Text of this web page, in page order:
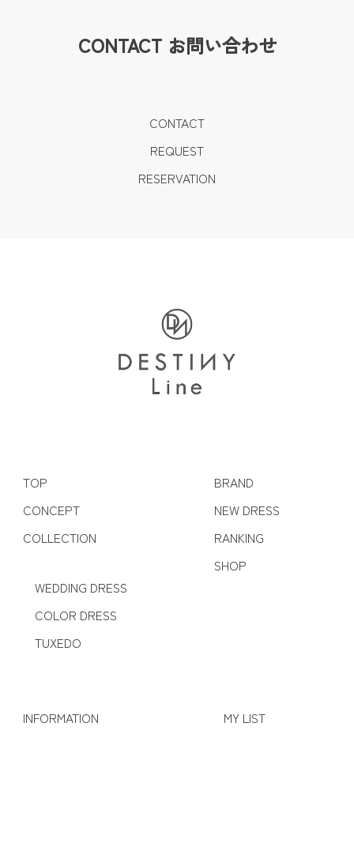
CONTACT お問い合わせ
CONTACT
REQUEST
RESERVATION
TOP
CONCEPT
COLLECTION
WEDDING DRESS
COLOR DRESS
TUXEDO
BRAND
NEW DRESS
RANKING
SHOP
INFORMATION MY LIST